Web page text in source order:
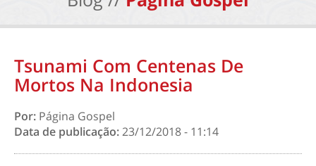
Tsunami Com Centenas De
Mortos Na Indonesia
Por: Página Gospel
Data de publicação:23/12/2018 - 11:14